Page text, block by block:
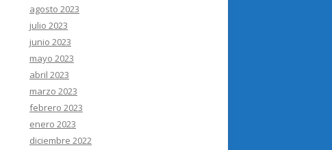
agosto 2023
julio 2023
junio 2023
mayo 2023
abril 2023
marzo 2023
febrero 2023
enero 2023
diciembre 2022